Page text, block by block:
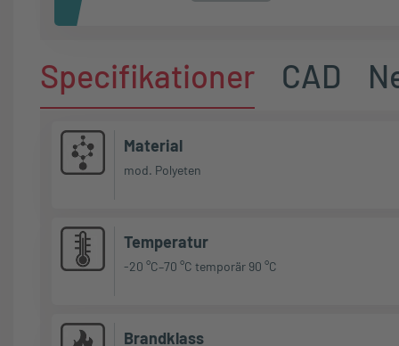
Specifikationer CAD
Material
mod. Polyeten
Temperatur
-20 °C–70 °C temporär 90 °C
Brandklass